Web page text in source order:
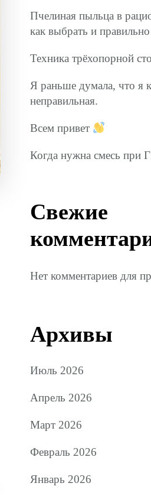
Пчелиная пыльца в
как выбрать и
Техника трёхопорной
Я раньше думала, что я
неправильная.
Всем привет
Когда нужна смесь при
Свежие
Нет комментариев для
Архивы
Июль 2026
Апрель 2026
Март 2026
Февраль 2026
Январь 2026